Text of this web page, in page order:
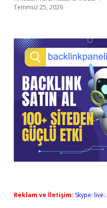
Temmuz 25, 2026
Reklam ve İletişim: Skype: